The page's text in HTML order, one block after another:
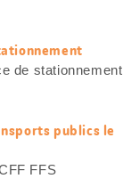
de stationnement
publics le
FFS